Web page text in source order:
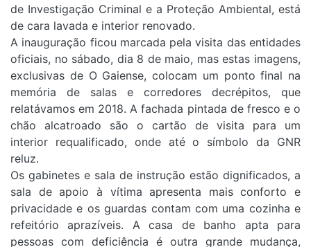
de Investigação Criminal e a Proteção Ambiental, está
de cara lavada e interior renovado.
A inauguração ficou marcada pela visita das entidades
oficiais, no sábado, dia 8 de maio, mas estas imagens,
exclusivas de O Gaiense, colocam um ponto final na
memória de salas e corredores decrépitos, que
relatávamos em 2018. A fachada pintada de fresco e o
chão alcatroado são o cartão de visita para um
interior requalificado, onde até o símbolo da GNR
reluz.
Os gabinetes e sala de instrução estão dignificados, a
sala de apoio à vítima apresenta mais conforto e
privacidade e os guardas contam com uma cozinha e
refeitório aprazíveis. A casa de banho apta para
pessoas com deficiência é outra grande mudança,